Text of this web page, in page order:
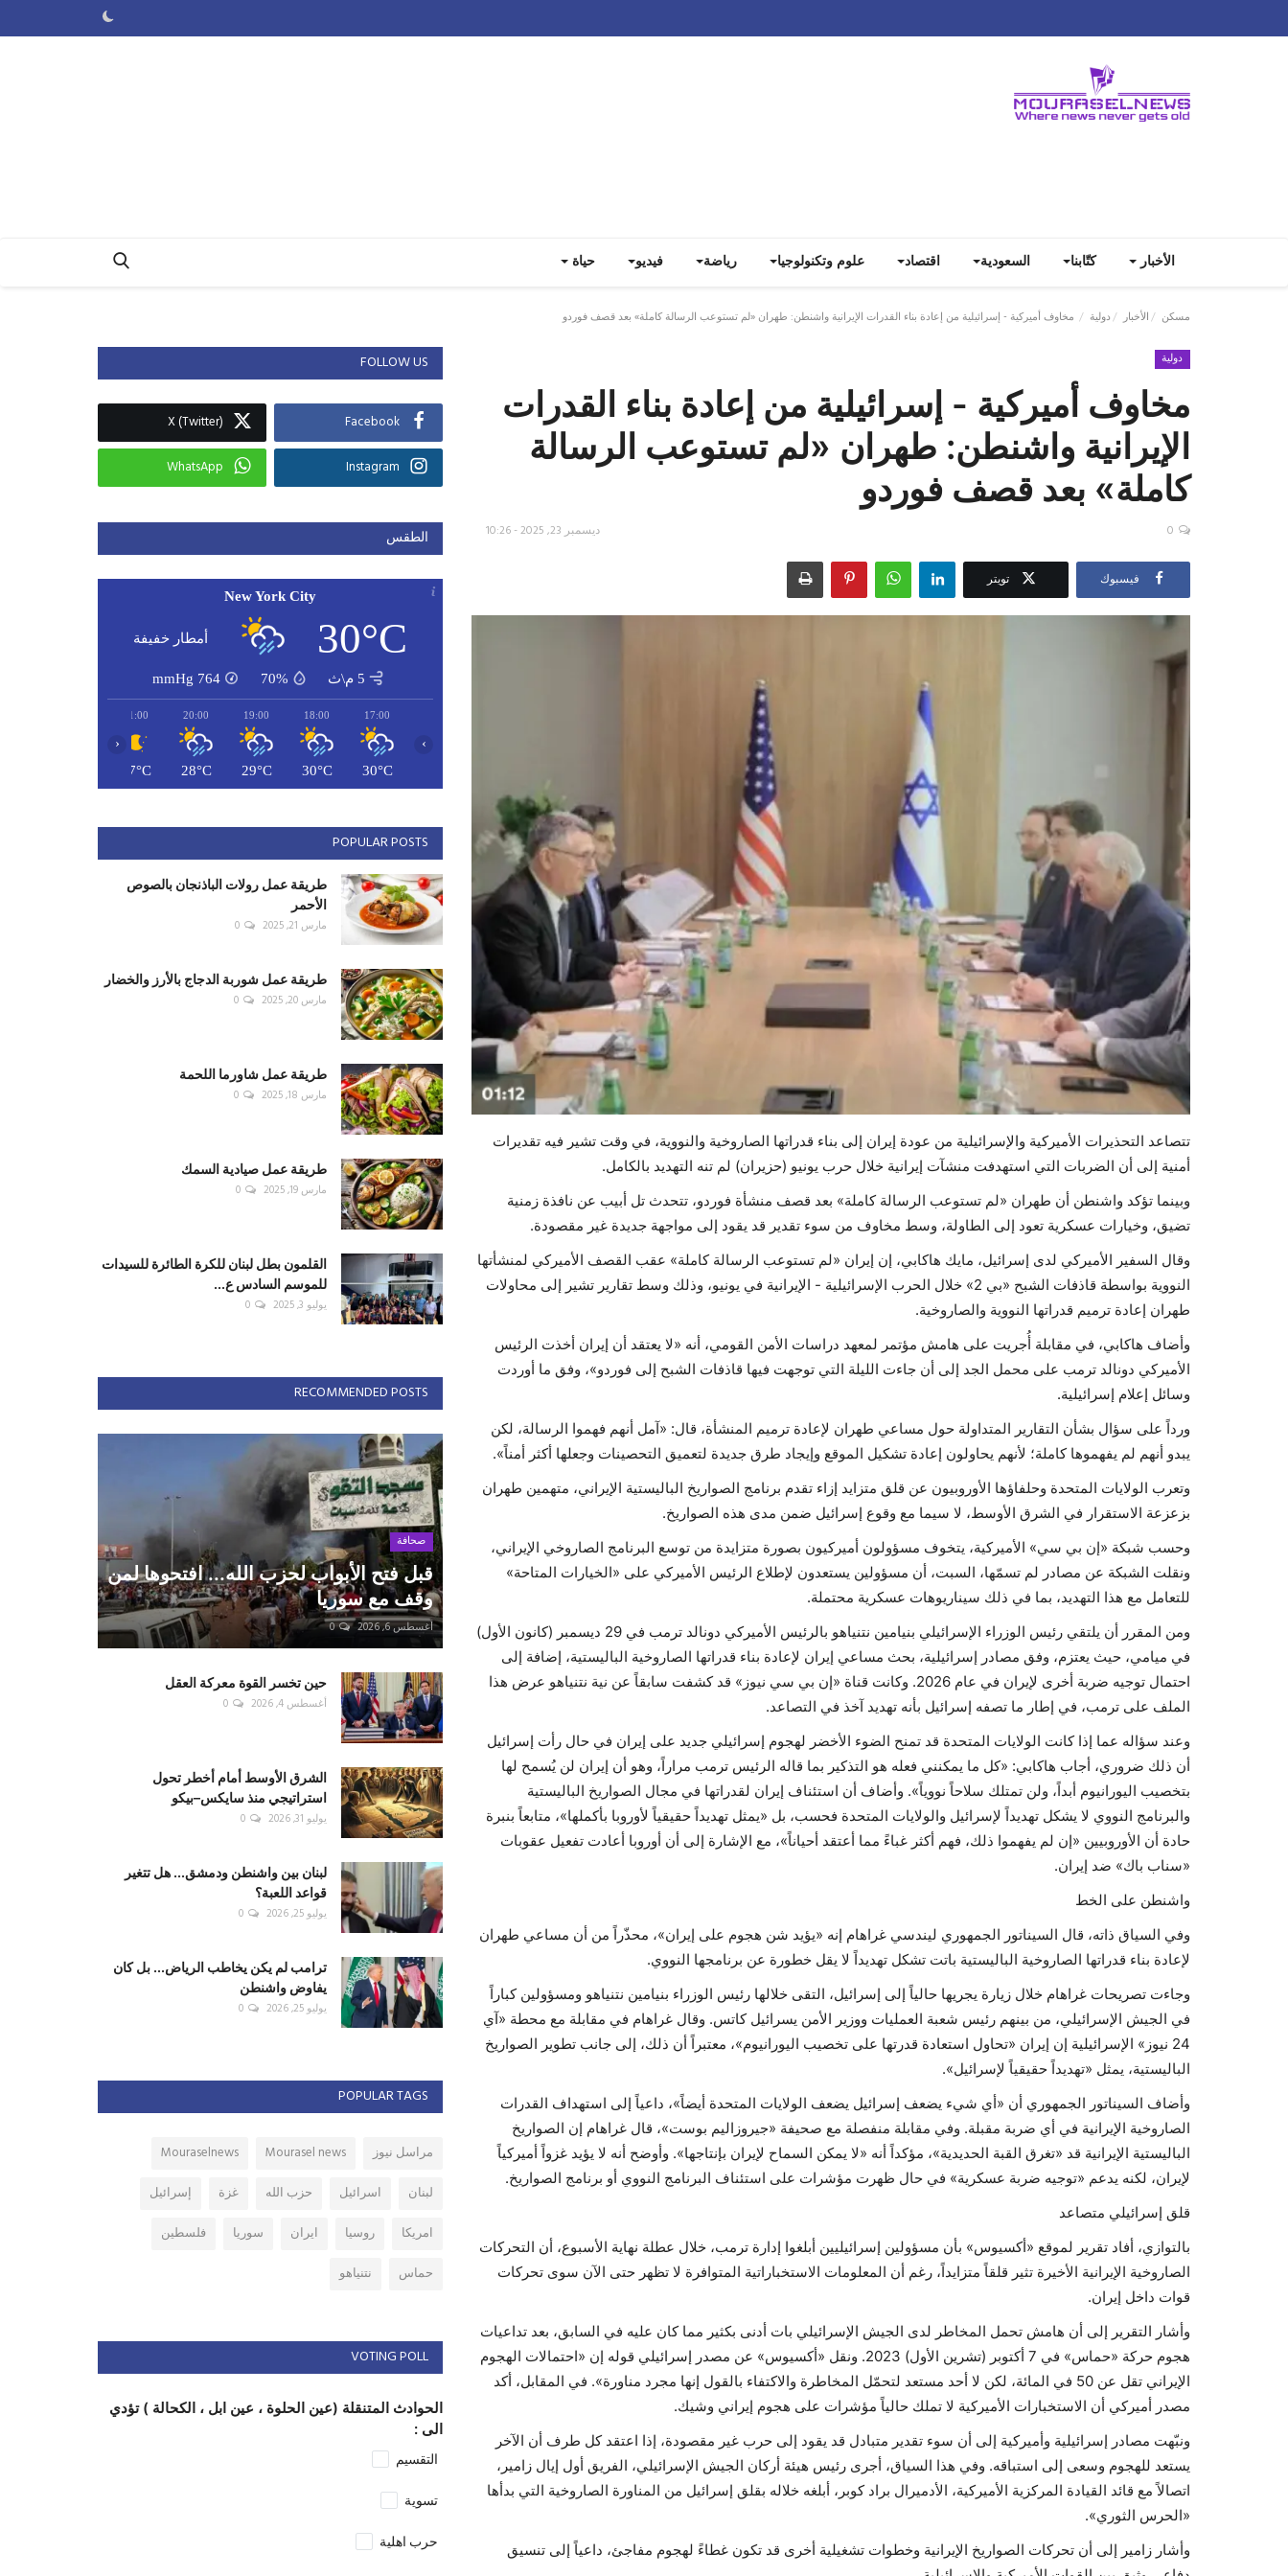
الأخبار كتّابنا السعودية اقتصاد علوم وتكنولوجيا رياضة فيديو حياة
مسكن الأخبار دولية مخاوف أميركية - إسرائيلية من إعادة بناء القدرات الإيرانية واشنطن: طهران «لم تستوعب الرسالة كاملة» بعد قصف فوردو
دولية
مخاوف أميركية - إسرائيلية من إعادة بناء القدرات
الإيرانية واشنطن: طهران «لم تستوعب الرسالة
كاملة» بعد قصف فوردو
ديسمبر 23, 2025 - 10:26 0
فيسبوك تويتر
تتصاعد التحذيرات الأميركية والإسرائيلية من عودة إيران إلى بناء قدراتها الصاروخية والنووية، في وقت تشير فيه تقديرات
أمنية إلى أن الضربات التي استهدفت منشآت إيرانية خلال حرب يونيو (حزيران) لم تنه التهديد بالكامل.
وبينما تؤكد واشنطن أن طهران «لم تستوعب الرسالة كاملة» بعد قصف منشأة فوردو، تتحدث تل أبيب عن نافذة زمنية
تضيق، وخيارات عسكرية تعود إلى الطاولة، وسط مخاوف من سوء تقدير قد يقود إلى مواجهة جديدة غير مقصودة.
وقال السفير الأميركي لدى إسرائيل، مايك هاكابي، إن إيران «لم تستوعب الرسالة كاملة» عقب القصف الأميركي لمنشأتها
النووية بواسطة قاذفات الشبح «بي 2» خلال الحرب الإسرائيلية - الإيرانية في يونيو، وذلك وسط تقارير تشير إلى محاولات
طهران إعادة ترميم قدراتها النووية والصاروخية.
وأضاف هاكابي، في مقابلة أُجريت على هامش مؤتمر لمعهد دراسات الأمن القومي، أنه «لا يعتقد أن إيران أخذت الرئيس
الأميركي دونالد ترمب على محمل الجد إلى أن جاءت الليلة التي توجهت فيها قاذفات الشبح إلى فوردو»، وفق ما أوردت
وسائل إعلام إسرائيلية.
ورداً على سؤال بشأن التقارير المتداولة حول مساعي طهران لإعادة ترميم المنشأة، قال: «آمل أنهم فهموا الرسالة، لكن
يبدو أنهم لم يفهموها كاملة؛ لأنهم يحاولون إعادة تشكيل الموقع وإيجاد طرق جديدة لتعميق التحصينات وجعلها أكثر أمناً».
وتعرب الولايات المتحدة وحلفاؤها الأوروبيون عن قلق متزايد إزاء تقدم برنامج الصواريخ الباليستية الإيراني، متهمين طهران
بزعزعة الاستقرار في الشرق الأوسط، لا سيما مع وقوع إسرائيل ضمن مدى هذه الصواريخ.
وحسب شبكة «إن بي سي» الأميركية، يتخوف مسؤولون أميركيون بصورة متزايدة من توسع البرنامج الصاروخي الإيراني،
ونقلت الشبكة عن مصادر لم تسمّها، السبت، أن مسؤولين يستعدون لإطلاع الرئيس الأميركي على «الخيارات المتاحة»
للتعامل مع هذا التهديد، بما في ذلك سيناريوهات عسكرية محتملة.
ومن المقرر أن يلتقي رئيس الوزراء الإسرائيلي بنيامين نتنياهو بالرئيس الأميركي دونالد ترمب في 29 ديسمبر (كانون الأول)
في ميامي، حيث يعتزم، وفق مصادر إسرائيلية، بحث مساعي إيران لإعادة بناء قدراتها الصاروخية الباليستية، إضافة إلى
احتمال توجيه ضربة أخرى لإيران في عام 2026. وكانت قناة «إن بي سي نيوز» قد كشفت سابقاً عن نية نتنياهو عرض هذا
الملف على ترمب، في إطار ما تصفه إسرائيل بأنه تهديد آخذ في التصاعد.
وعند سؤاله عما إذا كانت الولايات المتحدة قد تمنح الضوء الأخضر لهجوم إسرائيلي جديد على إيران في حال رأت إسرائيل
أن ذلك ضروري، أجاب هاكابي: «كل ما يمكنني فعله هو التذكير بما قاله الرئيس ترمب مراراً، وهو أن إيران لن يُسمح لها
بتخصيب اليورانيوم أبداً، ولن تمتلك سلاحاً نووياً». وأضاف أن استئناف إيران لقدراتها في مجال الصواريخ الباليستية
والبرنامج النووي لا يشكل تهديداً لإسرائيل والولايات المتحدة فحسب، بل «يمثل تهديداً حقيقياً لأوروبا بأكملها»، متابعاً بنبرة
حادة أن الأوروبيين «إن لم يفهموا ذلك، فهم أكثر غباءً مما أعتقد أحياناً»، مع الإشارة إلى أن أوروبا أعادت تفعيل عقوبات
«سناب باك» ضد إيران.
واشنطن على الخط
وفي السياق ذاته، قال السيناتور الجمهوري ليندسي غراهام إنه «يؤيد شن هجوم على إيران»، محذّراً من أن مساعي طهران
لإعادة بناء قدراتها الصاروخية الباليستية باتت تشكل تهديداً لا يقل خطورة عن برنامجها النووي.
وجاءت تصريحات غراهام خلال زيارة يجريها حالياً إلى إسرائيل، التقى خلالها رئيس الوزراء بنيامين نتنياهو ومسؤولين كباراً
في الجيش الإسرائيلي، من بينهم رئيس شعبة العمليات ووزير الأمن يسرائيل كاتس. وقال غراهام في مقابلة مع محطة «آي
24 نيوز» الإسرائيلية إن إيران «تحاول استعادة قدرتها على تخصيب اليورانيوم»، معتبراً أن ذلك، إلى جانب تطوير الصواريخ
الباليستية، يمثل «تهديداً حقيقياً لإسرائيل».
وأضاف السيناتور الجمهوري أن «أي شيء يضعف إسرائيل يضعف الولايات المتحدة أيضاً»، داعياً إلى استهداف القدرات
الصاروخية الإيرانية في أي ضربة مقبلة. وفي مقابلة منفصلة مع صحيفة «جيروزاليم بوست»، قال غراهام إن الصواريخ
الباليستية الإيرانية قد «تغرق القبة الحديدية»، مؤكداً أنه «لا يمكن السماح لإيران بإنتاجها». وأوضح أنه لا يؤيد غزواً أميركياً
لإيران، لكنه يدعم «توجيه ضربة عسكرية» في حال ظهرت مؤشرات على استئناف البرنامج النووي أو برنامج الصواريخ.
قلق إسرائيلي متصاعد
بالتوازي، أفاد تقرير لموقع «أكسيوس» بأن مسؤولين إسرائيليين أبلغوا إدارة ترمب، خلال عطلة نهاية الأسبوع، أن التحركات
الصاروخية الإيرانية الأخيرة تثير قلقاً متزايداً، رغم أن المعلومات الاستخباراتية المتوافرة لا تظهر حتى الآن سوى تحركات
قوات داخل إيران.
وأشار التقرير إلى أن هامش تحمل المخاطر لدى الجيش الإسرائيلي بات أدنى بكثير مما كان عليه في السابق، بعد تداعيات
هجوم حركة «حماس» في 7 أكتوبر (تشرين الأول) 2023. ونقل «أكسيوس» عن مصدر إسرائيلي قوله إن «احتمالات الهجوم
الإيراني تقل عن 50 في المائة، لكن لا أحد مستعد لتحمّل المخاطرة والاكتفاء بالقول إنها مجرد مناورة». في المقابل، أكد
مصدر أميركي أن الاستخبارات الأميركية لا تملك حالياً مؤشرات على هجوم إيراني وشيك.
ونبّهت مصادر إسرائيلية وأميركية إلى أن سوء تقدير متبادل قد يقود إلى حرب غير مقصودة، إذا اعتقد كل طرف أن الآخر
يستعد للهجوم وسعى إلى استباقه. وفي هذا السياق، أجرى رئيس هيئة أركان الجيش الإسرائيلي، الفريق أول إيال زامير،
اتصالاً مع قائد القيادة المركزية الأميركية، الأدميرال براد كوبر، أبلغه خلاله بقلق إسرائيل من المناورة الصاروخية التي بدأها
«الحرس الثوري».
وأشار زامير إلى أن تحركات الصواريخ الإيرانية وخطوات تشغيلية أخرى قد تكون غطاءً لهجوم مفاجئ، داعياً إلى تنسيق
FOLLOW US
Facebook
X (Twitter)
Instagram
WhatsApp
الطقس
New York City
30°C أمطار خفيفة
5 م\ث 70%
764
mmHg
17:00
30°C
18:00
30°C
19:00
29°C
20:00
28°C
21:00
27°C
‹ ›
POPULAR POSTS
طريقة عمل رولات الباذنجان بالصوص
الأحمر
مارس 21, 2025 0
طريقة عمل شوربة الدجاج بالأرز والخضار
مارس 20, 2025 0
طريقة عمل شاورما اللحمة
مارس 18, 2025 0
طريقة عمل صيادية السمك
مارس 19, 2025 0
القلمون بطل لبنان للكرة الطائرة للسيدات
للموسم السادس ع...
يوليو 3, 2025 0
RECOMMENDED POSTS
صحافة
قبل فتح الأبواب لحزب الله... افتحوها لمن
وقف مع سوريا
أغسطس 6, 2026 0
حين تخسر القوة معركة العقل
أغسطس 4, 2026 0
الشرق الأوسط أمام أخطر تحول
استراتيجي منذ سايكس–بيكو
يوليو 31, 2026 0
لبنان بين واشنطن ودمشق... هل تتغير
قواعد اللعبة؟
يوليو 25, 2026 0
ترامب لم يكن يخاطب الرياض... بل كان
يفاوض واشنطن
يوليو 25, 2026 0
POPULAR TAGS
مراسل نيوز Mourasel news
Mouraselnews
لبنان
اسرائيل حزب الله غزة
إسرائيل
امريكا
روسيا ايران سوريا
فلسطين
حماس
نتنياهو
VOTING POLL
الحوادث المتنقلة (عين الحلوة ، عين ابل ، الكحالة ) تؤدي
الى :
التقسيم
تسوية
حرب اهلية